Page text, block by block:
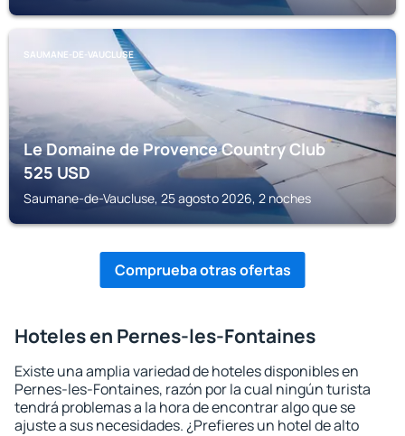
SAUMANE-DE-VAUCLUSE
Le Domaine de Provence Country Club
525USD
Saumane-de-Vaucluse, 25 agosto 2026, 2 noches
Comprueba otras ofertas
Hoteles en Pernes-les-Fontaines
Existe una amplia variedad de hoteles disponibles en
Pernes-les-Fontaines, razón por la cual ningún turista
tendrá problemas a la hora de encontrar algo que se
ajuste a sus necesidades. ¿Prefieres un hotel de alto